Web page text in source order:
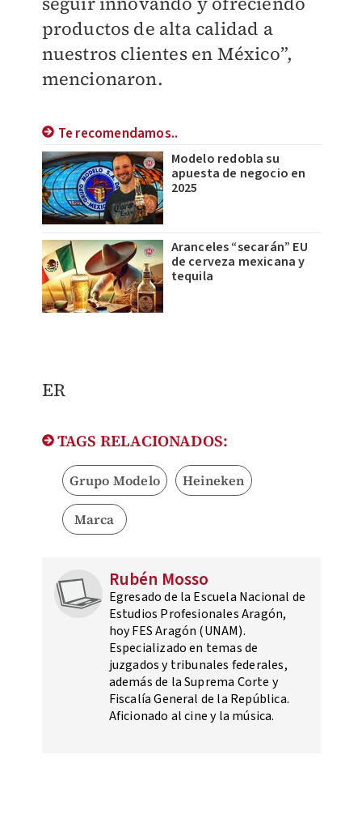
productos de alta calidad a
nuestros clientes en México”,
mencionaron.
Te recomendamos..
Modelo redobla su
apuesta de negocio en
2025
Aranceles “secarán” EU
de cerveza mexicana y
tequila
ER
TAGS RELACIONADOS:
Grupo Modelo Heineken
Marca
Rubén Mosso
Egresado de la Escuela Nacional de
Estudios Profesionales Aragón,
hoy FES Aragón (UNAM).
Especializado en temas de
juzgados y tribunales federales,
además de la Suprema Corte y
Fiscalía General de la República.
Aficionado al cine y la música.